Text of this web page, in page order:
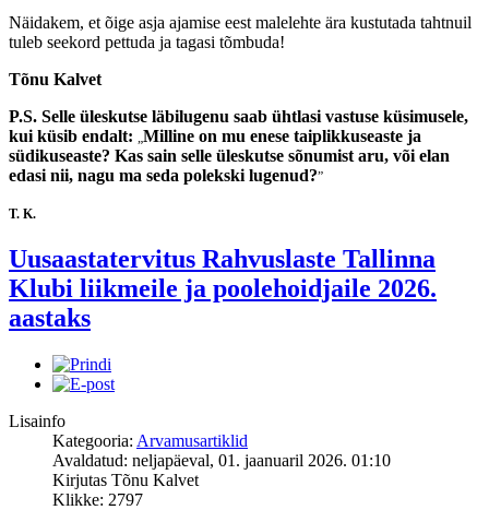
Näidakem, et õige asja ajamise eest malelehte ära kustutada tahtnuil
tuleb seekord pettuda ja tagasi tõmbuda!
Tõnu Kalvet
P.S. Selle üleskutse läbilugenu saab ühtlasi vastuse küsimusele,
kui küsib endalt: „Milline on mu enese taiplikkuseaste ja
südikuseaste? Kas sain selle üleskutse sõnumist aru, või elan
edasi nii, nagu ma seda polekski lugenud?”
T. K.
Uusaastatervitus Rahvuslaste Tallinna
Klubi liikmeile ja poolehoidjaile 2026.
aastaks
Lisainfo
Kategooria: Arvamusartiklid
Avaldatud: neljapäeval, 01. jaanuaril 2026. 01:10
Kirjutas Tõnu Kalvet
Klikke: 2797